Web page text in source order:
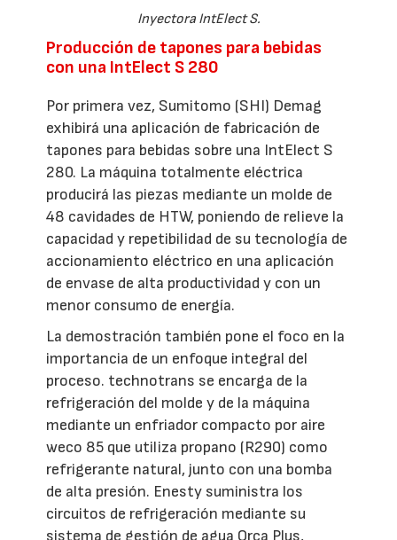
Inyectora IntElect S.
Producción de tapones para bebidas
con una IntElect S 280
Por primera vez, Sumitomo (SHI) Demag
exhibirá una aplicación de fabricación de
tapones para bebidas sobre una IntElect S
280. La máquina totalmente eléctrica
producirá las piezas mediante un molde de
48 cavidades de HTW, poniendo de relieve la
capacidad y repetibilidad de su tecnología de
accionamiento eléctrico en una aplicación
de envase de alta productividad y con un
menor consumo de energía.
La demostración también pone el foco en la
importancia de un enfoque integral del
proceso. technotrans se encarga de la
refrigeración del molde y de la máquina
mediante un enfriador compacto por aire
weco 85 que utiliza propano (R290) como
refrigerante natural, junto con una bomba
de alta presión. Enesty suministra los
circuitos de refrigeración mediante su